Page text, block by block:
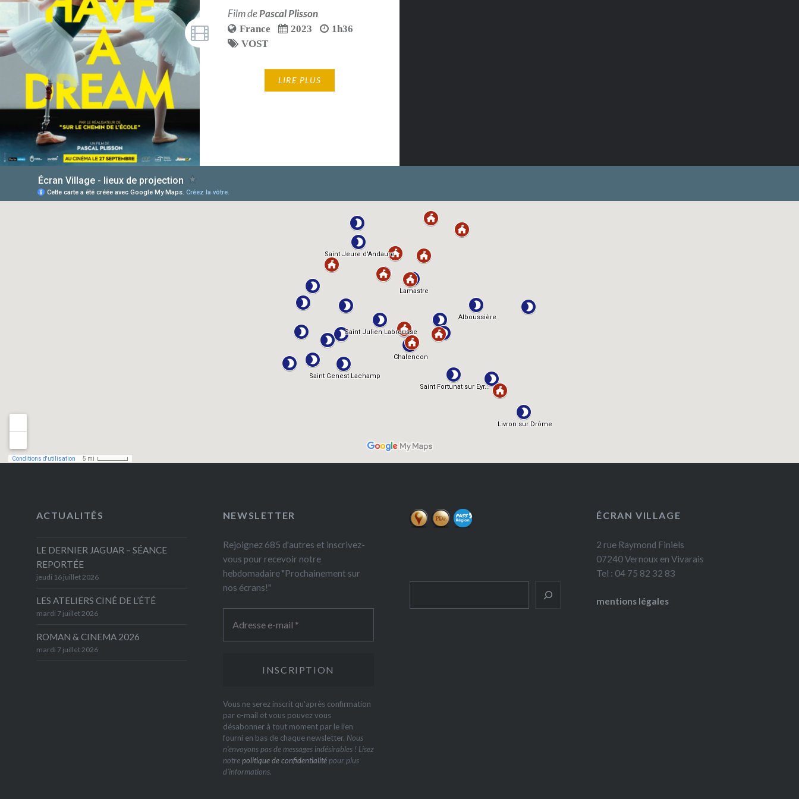
Film dePascal Plisson
France 2023
1h36
VOST
LIRE PLUS
ACTUALITÉS
LE DERNIER JAGUAR – SÉANCE
REPORTÉE
jeudi 16 juillet 2026
LES ATELIERS CINÉ DE L’ÉTÉ
mardi 7 juillet 2026
ROMAN & CINEMA 2026
mardi 7 juillet 2026
NEWSLETTER
Rejoignez 685 d'autres et inscrivez-
vous pour recevoir notre
hebdomadaire "Prochainement sur
nos écrans!"
Vous ne serez inscrit qu'après confirmation
par e-mail et vous pouvez vous
désabonner à tout moment par le lien
fourni en bas de chaque newsletter. Nous
n’envoyons pas de messages indésirables ! Lisez
notrepolitique de confidentialitépour plus
d’informations.
ÉCRAN VILLAGE
2 rue Raymond Finiels
07240 Vernoux en Vivarais
Tel : 04 75 82 32 83
mentions légales